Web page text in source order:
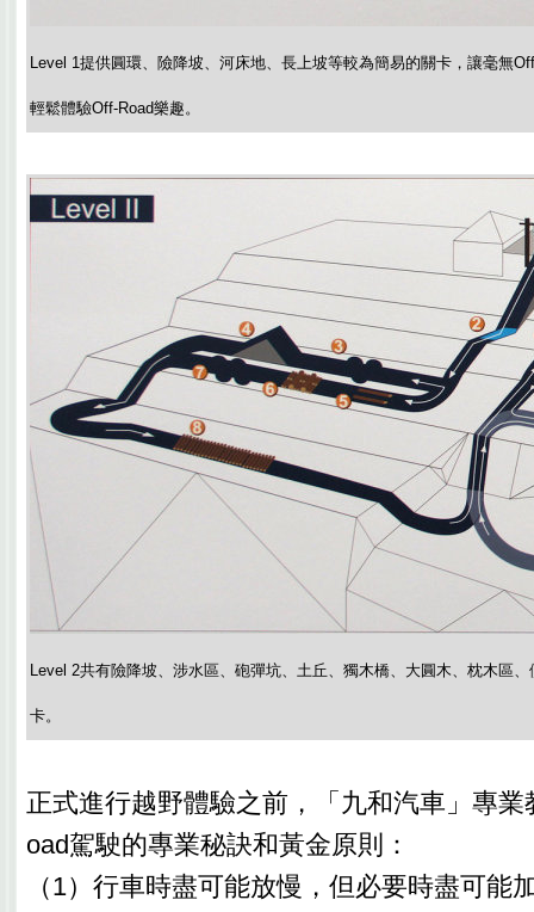
Level 1提供圓環、險降坡、河床地、長上坡等較為簡易的關卡，讓毫無
輕鬆體驗Off-Road樂趣。
Level 2共有險降坡、涉水區、砲彈坑、土丘、獨木橋、大圓木、枕木區
卡。
正式進行越野體驗之前，「九和汽車」專
oad駕駛的專業秘訣和黃金原則：
（1）行車時盡可能放慢，但必要時盡可能